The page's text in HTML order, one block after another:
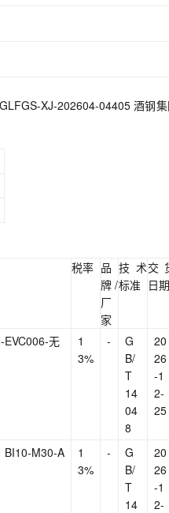
XJ-202604-04405 酒钢
税率 品
牌/
厂
家
技术
标准
交
日期
EVC006-无
1
3%
-
G
B/
T
14
04
8
20
26
-1
2-
25
BI10-M30-A
1
3%
-
G
B/
T
14
20
26
-1
2-